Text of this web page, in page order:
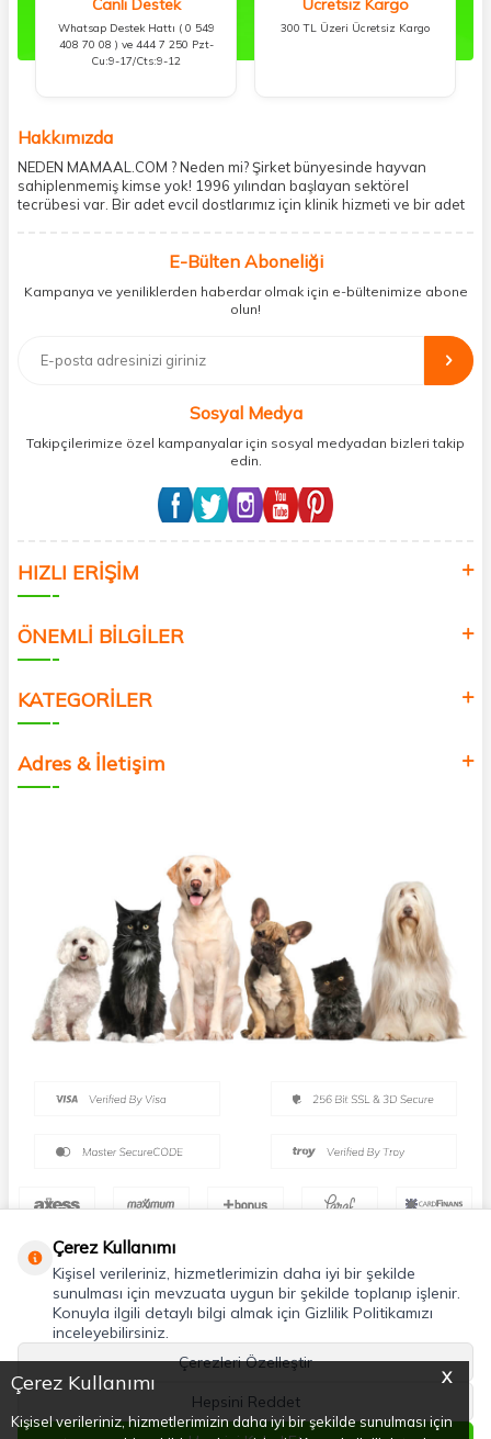
X
Çerez Kullanımı
Kişisel verileriniz, hizmetlerimizin daha iyi bir şekilde sunulması için
Whatsap Destek Hattı ( 0 549
408 70 08 ) ve 444 7 250 Pzt-
Cu:9-17/Cts:9-12
300 TL Üzeri Ücretsiz Kargo
Hakkımızda
NEDEN MAMAAL.COM ? Neden mi? Şirket bünyesinde hayvan
sahiplenmemiş kimse yok! 1996 yılından başlayan sektörel
tecrübesi var. Bir adet evcil dostlarımız için klinik hizmeti ve bir adet
mobil şubesi ile tüketicilerine en hızlı ve güvenilir teslimatı garanti
etmektedir. Havale-EFT ve kredi kartı gibi ödeme seçenekleri ile
müşterilerini ödeme hususunda imkan sağlamıştır. Sosyal
sorumluluğu kesinlikle es geçmeyerek, mamaal.com üzerinden satışı
yapılan her ürün için sokak hayvanlarına aylık ve düzenli olarak
bağış işlemi gerçekleştirmektedir.
E-Bülten Aboneliği
Kampanya ve yeniliklerden haberdar olmak için e-bültenimize abone
olun!
Sosyal Medya
Takipçilerimize özel kampanyalar için sosyal medyadan bizleri takip
edin.
HIZLI ERİŞİM
ÖNEMLİ BİLGİLER
KATEGORİLER
Adres & İletişim
Çerez Kullanımı
Kişisel verileriniz, hizmetlerimizin daha iyi bir şekilde
sunulması için mevzuata uygun bir şekilde toplanıp işlenir.
Konuyla ilgili detaylı bilgi almak için Gizlilik Politikamızı
inceleyebilirsiniz.
Çerezleri Özelleştir
Hepsini Reddet